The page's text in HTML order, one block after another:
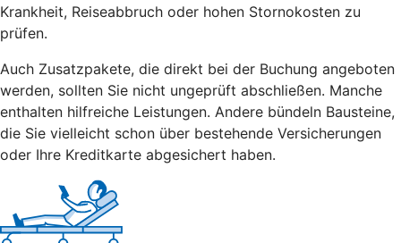
Krankheit, Reiseabbruch oder hohen Stornokosten zu
prüfen.
Auch Zusatzpakete, die direkt bei der Buchung angeboten
werden, sollten Sie nicht ungeprüft abschließen. Manche
enthalten hilfreiche Leistungen. Andere bündeln Bausteine,
die Sie vielleicht schon über bestehende Versicherungen
oder Ihre Kreditkarte abgesichert haben.